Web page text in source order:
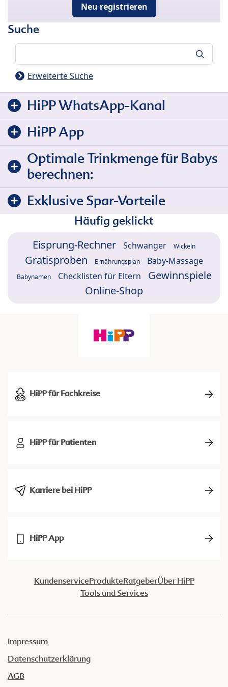
Neu registrieren
Suche
Erweiterte Suche
HiPP WhatsApp-Kanal
HiPP App
Optimale Trinkmenge für Babys
berechnen:
Exklusive Spar-Vorteile
Häufig geklickt
Eisprung-Rechner Schwanger Wickeln
Gratisproben Ernährungsplan Baby-Massage
Babynamen Checklisten für Eltern
Gewinnspiele
Online-Shop
HiPP für Fachkreise
HiPP für Patienten
Karriere bei HiPP
HiPP App
KundenserviceProdukteRatgeberÜber HiPP
Tools und Services
Impressum
Datenschutzerklärung
AGB